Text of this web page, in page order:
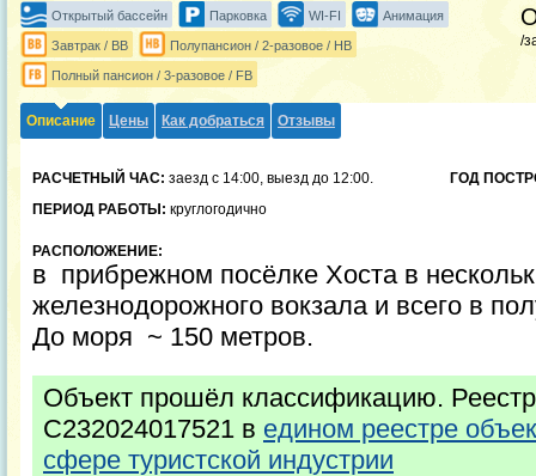
Открытый бассейн Парковка WI-FI Анимация
Завтрак / BB Полупансион / 2-разовое / HB
Полный пансион / 3-разовое / FB
/
Описание Цены Как добраться Отзывы
РАСЧЕТНЫЙ ЧАС: заезд с 14:00, выезд до 12:00.
ГОД
ПЕРИОД РАБОТЫ: круглогодично
РАСПОЛОЖЕНИЕ:
в прибрежном посёлке Хоста в
железнодорожного вокзала и всего в
До моря ~ 150 метров.
Объект прошёл классификацию.
С232024017521 в едином реестре
сфере туристской индустрии